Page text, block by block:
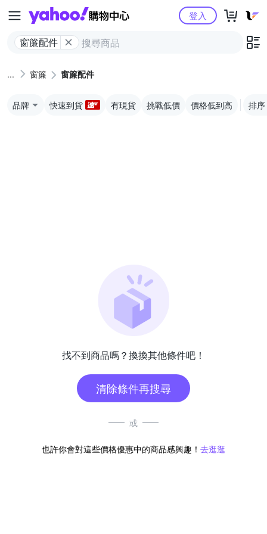
Yahoo購物中心
窗簾配件
登入
窗簾 窗簾配件
品牌 快速到貨 有現貨 挑戰低價 價格低到高 排序
找不到商品嗎？換換其他條件吧！
清除條件再搜尋
或
也許你會對這些價格優惠中的商品感興趣！ 去逛逛